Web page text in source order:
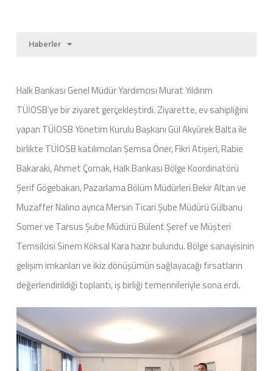
Haberler
Halk Bankası Genel Müdür Yardımcısı Murat Yıldırım
TÜİOSB’ye bir ziyaret gerçekleştirdi. Ziyarette, ev sahipliğini
yapan TÜİOSB Yönetim Kurulu Başkanı Gül Akyürek Balta ile
birlikte TÜİOSB katılımcıları Şemsa Öner, Fikri Atışeri, Rabie
Bakaraki, Ahmet Çomak, Halk Bankası Bölge Koordinatörü
Şerif Gögebakan, Pazarlama Bölüm Müdürleri Bekir Altan ve
Muzaffer Nalıncı ayrıca Mersin Ticari Şube Müdürü Gülbanu
Somer ve Tarsus Şube Müdürü Bülent Şeref ve Müşteri
Temsilcisi Sinem Köksal Kara hazır bulundu. Bölge sanayisinin
gelişim imkanları ve ikiz dönüşümün sağlayacağı fırsatların
değerlendirildiği toplantı, iş birliği temennileriyle sona erdi.